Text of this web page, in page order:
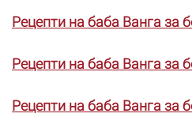
Рецепти на баба Ванга за
Рецепти на баба Ванга за
Рецепти на баба Ванга за